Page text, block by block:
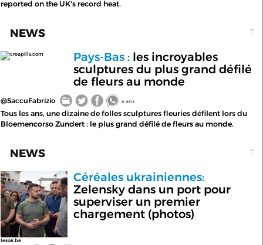
reported on the UK's record heat.
NEWS
creapills.com Pays-Bas :les incroyables
sculptures du plus grand défilé
de fleurs au monde
@SaccuFabrizio 4 ans
Tous les ans, une dizaine de folles sculptures fleuries défilent lors du
Bloemencorso Zundert : le plus grand défilé de fleurs au monde.
NEWS
lesoir.be
Céréales ukrainiennes:
Zelensky dans un port pour
superviser un premier
chargement (photos)